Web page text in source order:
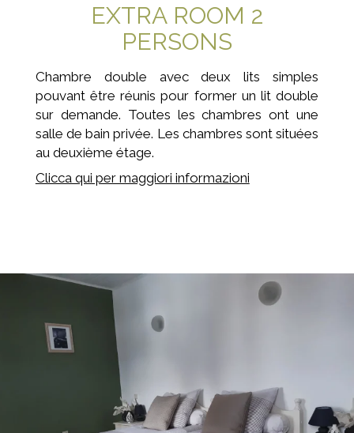
EXTRA ROOM 2
PERSONS
Chambre double avec deux lits simples
pouvant être réunis pour former un lit double
sur demande. Toutes les chambres ont une
salle de bain privée. Les chambres sont situées
au deuxième étage.
Clicca qui per maggiori informazioni